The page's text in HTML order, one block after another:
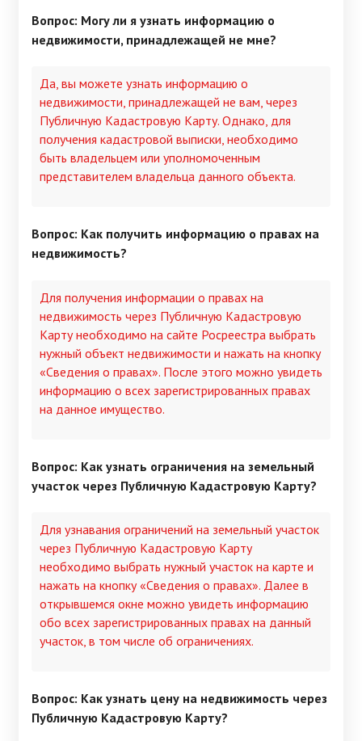
Вопрос: Могу ли я узнать информацию о
недвижимости, принадлежащей не мне?
Да, вы можете узнать информацию о
недвижимости, принадлежащей не вам, через
Публичную Кадастровую Карту. Однако, для
получения кадастровой выписки, необходимо
быть владельцем или уполномоченным
представителем владельца данного объекта.
Вопрос: Как получить информацию о правах на
недвижимость?
Для получения информации о правах на
недвижимость через Публичную Кадастровую
Карту необходимо на сайте Росреестра выбрать
нужный объект недвижимости и нажать на кнопку
«Сведения о правах». После этого можно увидеть
информацию о всех зарегистрированных правах
на данное имущество.
Вопрос: Как узнать ограничения на земельный
участок через Публичную Кадастровую Карту?
Для узнавания ограничений на земельный участок
через Публичную Кадастровую Карту
необходимо выбрать нужный участок на карте и
нажать на кнопку «Сведения о правах». Далее в
открывшемся окне можно увидеть информацию
обо всех зарегистрированных правах на данный
участок, в том числе об ограничениях.
Вопрос: Как узнать цену на недвижимость через
Публичную Кадастровую Карту?